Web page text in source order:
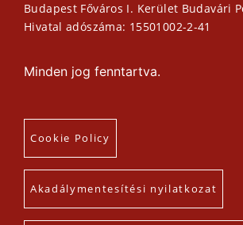
Budapest Főváros I. Kerület Budavári
Hivatal adószáma: 15501002-2-41
Minden jog fenntartva.
Cookie Policy
Akadálymentesítési nyilatkozat